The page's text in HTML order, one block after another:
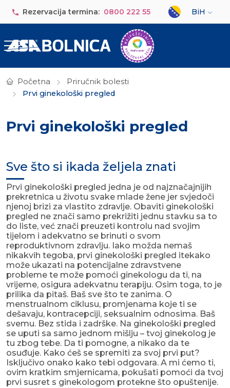
Rezervacija termina: 0800 222 55
Select your
BiH
Početna
Priručnik bolesti
Prvi ginekološki pregled
Prvi ginekološki pregled
Sve što si ikada željela znati
Prvi ginekološki pregled jedna je od najznačajnijih
prekretnica u životu svake mlade žene jer svjedoči
njenoj brizi za vlastito zdravlje. Obaviti ginekološki
pregled ne znači samo prekrižiti jednu stavku sa to
do liste, već znači preuzeti kontrolu nad svojim
tijelom i adekvatno se brinuti o svom
reproduktivnom zdravlju. Iako možda nemaš
nikakvih tegoba, prvi ginekološki pregled itekako
može ukazati na potencijalne zdravstvene
probleme te može pomoći ginekologu da ti, na
vrijeme, osigura adekvatnu terapiju. Osim toga, to je
prilika da pitaš. Baš sve što te zanima. O
menstrualnom ciklusu, promjenama koje ti se
dešavaju, kontracepciji, seksualnim odnosima. Baš
svemu. Bez stida i zadrške. Na ginekološki pregled
se uputi sa samo jednom mišlju – tvoj ginekolog je
tu zbog tebe. Da ti pomogne, a nikako da te
osuđuje. Kako ćeš se spremiti za svoj prvi put?
Isključivo onako kako tebi odgovara. A mi ćemo ti,
ovim kratkim smjernicama, pokušati pomoći da tvoj
prvi susret s ginekologom protekne što opuštenije.